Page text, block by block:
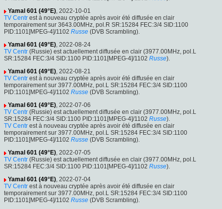
Yamal 601 (49°E), 2022-10-01
TV Centr est à nouveau cryptée après avoir été diffusée en clair
temporairement sur 3643.00MHz, pol.R SR:15284 FEC:3/4 SID:1100
PID:1101[MPEG-4]/1102 Russe (DVB Scrambling).
Yamal 601 (49°E), 2022-08-24
TV Centr (Russie) est actuellement diffusée en clair (3977.00MHz, pol.L
SR:15284 FEC:3/4 SID:1100 PID:1101[MPEG-4]/1102 Russe).
Yamal 601 (49°E), 2022-08-21
TV Centr est à nouveau cryptée après avoir été diffusée en clair
temporairement sur 3977.00MHz, pol.L SR:15284 FEC:3/4 SID:1100
PID:1101[MPEG-4]/1102 Russe (DVB Scrambling).
Yamal 601 (49°E), 2022-07-06
TV Centr (Russie) est actuellement diffusée en clair (3977.00MHz, pol.L
SR:15284 FEC:3/4 SID:1100 PID:1101[MPEG-4]/1102 Russe).
TV Centr est à nouveau cryptée après avoir été diffusée en clair
temporairement sur 3977.00MHz, pol.L SR:15284 FEC:3/4 SID:1100
PID:1101[MPEG-4]/1102 Russe (DVB Scrambling).
Yamal 601 (49°E), 2022-07-05
TV Centr (Russie) est actuellement diffusée en clair (3977.00MHz, pol.L
SR:15284 FEC:3/4 SID:1100 PID:1101[MPEG-4]/1102 Russe).
Yamal 601 (49°E), 2022-07-04
TV Centr est à nouveau cryptée après avoir été diffusée en clair
temporairement sur 3977.00MHz, pol.L SR:15284 FEC:3/4 SID:1100
PID:1101[MPEG-4]/1102 Russe (DVB Scrambling).